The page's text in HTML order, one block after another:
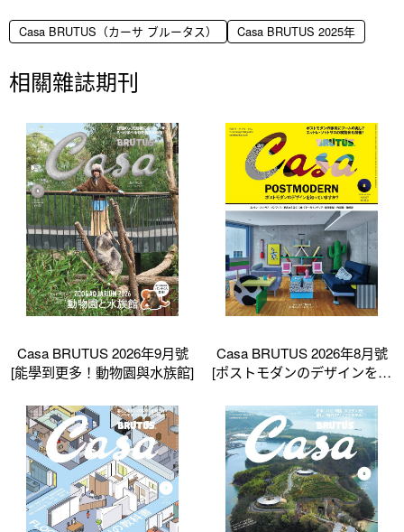
Casa BRUTUS（カーサ ブルータス） Casa BRUTUS 2025年
相關雜誌期刊
Casa BRUTUS 2026年9月號
[能學到更多！動物園與水族館]
Casa BRUTUS 2026年8月號
[ポストモダンのデザインを知